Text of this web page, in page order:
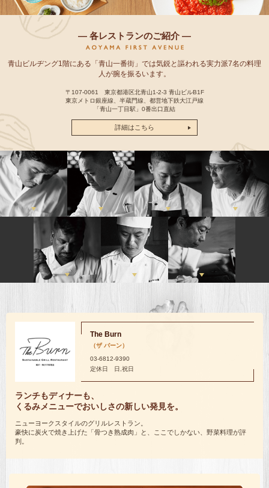
― 各レストランのご紹介 ―
青山ビルヂング1階にある「青山一番街」では気鋭と謳われる実力派7名の料理
人が腕を振るいます。
〒107-0061 東京都港区北青山1-2-3 青山ビルB1F
東京メトロ銀座線、半蔵門線、都営地下鉄大江戸線
「青山一丁目駅」0番出口直結
詳細はこちら
The Burn
（ザ バーン）
03-6812-9390
定休日 日,祝日
ランチもディナーも、
くるみメニューでおいしさの新しい発見を。
ニューヨークスタイルのグリルレストラン。
豪快に炭火で焼き上げた「骨つき熟成肉」と、ここでしかない、野菜料理が評
判。